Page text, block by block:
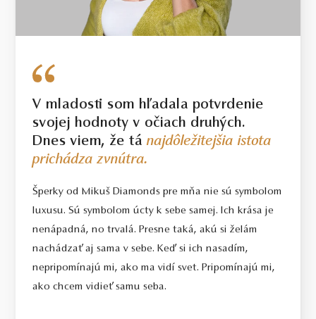
V mladosti som hľadala potvrdenie
svojej hodnoty v očiach druhých.
Dnes viem, že tánajdôležitejšia istota
prichádza zvnútra.
Šperky od Mikuš Diamonds pre mňa nie sú symbolom
luxusu. Sú symbolom úcty k sebe samej. Ich krása je
nenápadná, no trvalá. Presne taká, akú si želám
nachádzať aj sama v sebe. Keď si ich nasadím,
nepripomínajú mi, ako ma vidí svet. Pripomínajú mi,
ako chcem vidieť samu seba.